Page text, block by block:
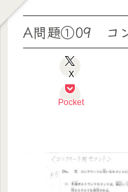
A問題①09 コン
X
Pocket